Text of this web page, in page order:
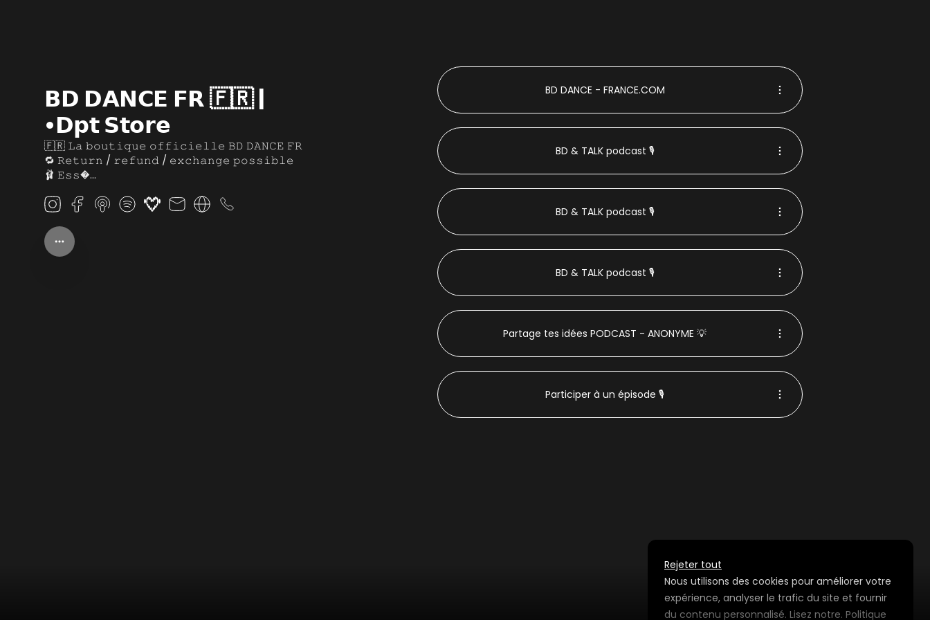
Rejeter tout
Nous utilisons des cookies pour améliorer votre
expérience, analyser le trafic du site et fournir
du contenu personnalisé. Lisez notre. Politique
𝗕𝗗 𝗗𝗔𝗡𝗖𝗘 𝗙𝗥 🇫🇷 |
•𝗗𝗽𝘁 𝗦𝘁𝗼𝗿𝗲
🇫🇷 𝙻𝚊 𝚋𝚘𝚞𝚝𝚒𝚚𝚞𝚎 𝚘𝚏𝚏𝚒𝚌𝚒𝚎𝚕𝚕𝚎 𝙱𝙳 𝙳𝙰𝙽𝙲𝙴 𝙵𝚁
🔁 𝚁𝚎𝚝𝚞𝚛𝚗 / 𝚛𝚎𝚏𝚞𝚗𝚍 / 𝚎𝚡𝚌𝚑𝚊𝚗𝚐𝚎 𝚙𝚘𝚜𝚜𝚒𝚋𝚕𝚎
🩰 𝙴𝚜𝚜�...
BD DANCE - FRANCE.COM
BD & TALK podcast 🎙️
BD & TALK podcast 🎙️
BD & TALK podcast 🎙️
Partage tes idées PODCAST - ANONYME 💡
Participer à un épisode 🎙️